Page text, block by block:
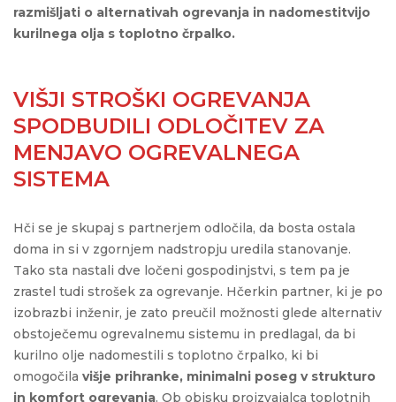
razmišljati o alternativah ogrevanja in nadomestitvijo
kurilnega olja s toplotno črpalko.
VIŠJI STROŠKI OGREVANJA
SPODBUDILI ODLOČITEV ZA
MENJAVO OGREVALNEGA
SISTEMA
Hči se je skupaj s partnerjem odločila, da bosta ostala
doma in si v zgornjem nadstropju uredila stanovanje.
Tako sta nastali dve ločeni gospodinjstvi, s tem pa je
zrastel tudi strošek za ogrevanje. Hčerkin partner, ki je po
izobrazbi inženir, je zato preučil možnosti glede alternativ
obstoječemu ogrevalnemu sistemu in predlagal, da bi
kurilno olje nadomestili s toplotno črpalko, ki bi
omogočila višje prihranke, minimalni poseg v strukturo
in komfort ogrevanja. Ob obisku proizvajalca toplotnih